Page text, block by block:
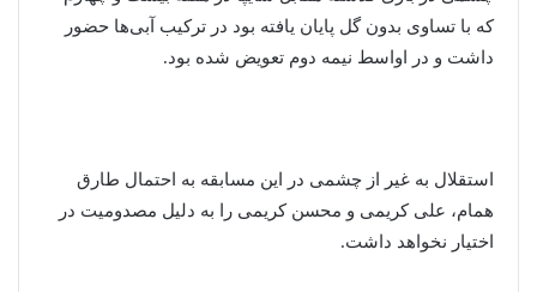
که با تساوی بدون گل پایان یافته بود در ترکیب آبی‌ها حضور
داشت و در اواسط نیمه دوم تعویض شده بود.
استقلال به غیر از چشمی در این مسابقه به احتمال طارق
همام، علی کریمی و محسن کریمی را به دلیل مصدومیت در
اختیار نخواهد داشت.